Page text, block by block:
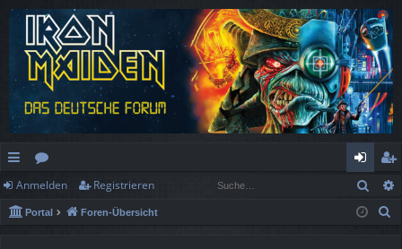
ch
ne
or
en
n
m
eg
ist
Anmelden Registrieren
Portal Foren-Übersicht